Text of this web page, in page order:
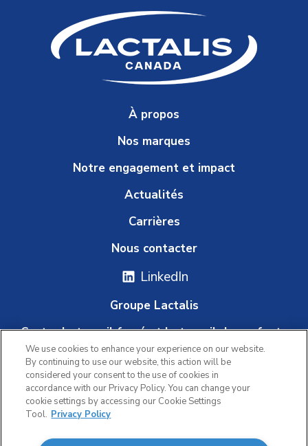
À propos
Nos marques
Notre engagement et impact
Actualités
Carrières
Nous contacter
LinkedIn
Groupe Lactalis
Contre le travail forcé et le travail des enfants
Plateforme d'alerte
Politique de confidentialité
We use cookies to enhance your experience on our website.
By continuing to use our website, this action will be
considered your consent to the use of cookies in
accordance with our Privacy Policy. You can change your
cookie settings by accessing our Cookie Settings
Tool. Privacy Policy